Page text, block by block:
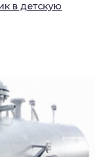
в детскую